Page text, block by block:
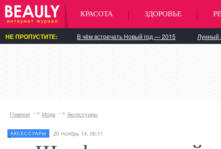
КРАСОТА ЗДОРОВЬЕ
НЕ ПРОПУСТИТЕ: В чём встречать Новый год — 2015 Лунный
Главная Мода Аксессуары
АКСЕССУАРЫ 20 Ноябрь 14, 06:11